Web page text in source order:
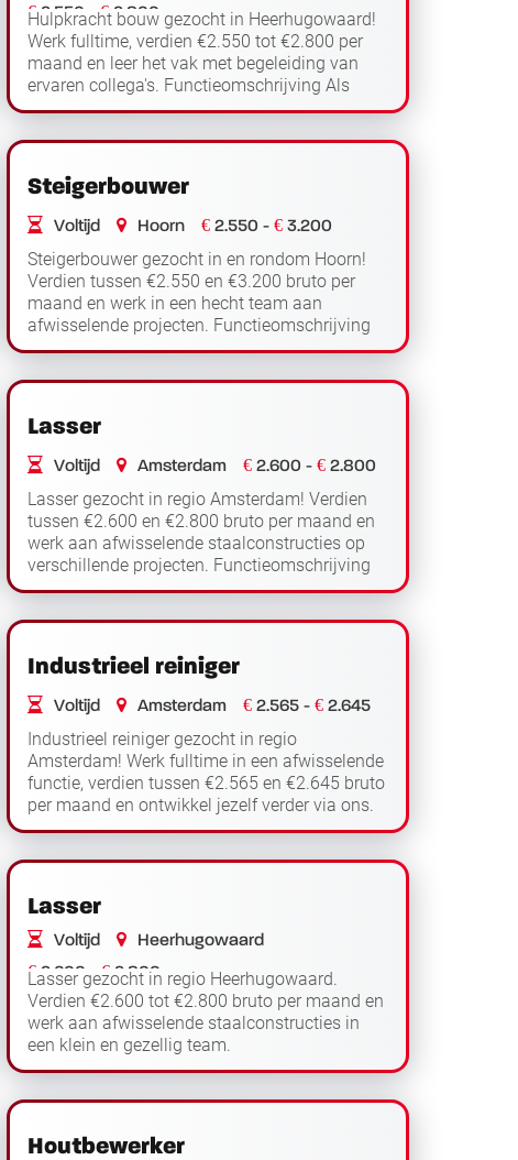
€2.550 -€2.800
Hulpkracht bouw gezocht in Heerhugowaard!
Werk fulltime, verdien €2.550 tot €2.800 per
maand en leer het vak met begeleiding van
ervaren collega's. Functieomschrijving Als
hulpkracht bouw krijg je de kans om zonder
Steigerbouwer
Voltijd Hoorn € 2.550 - € 3.200
Steigerbouwer gezocht in en rondom Hoorn!
Verdien tussen €2.550 en €3.200 bruto per
maand en werk in een hecht team aan
afwisselende projecten. Functieomschrijving
Als steigerbouwer werk je in en rondom Hoorn
Lasser
Voltijd Amsterdam € 2.600 - € 2.800
Lasser gezocht in regio Amsterdam! Verdien
tussen €2.600 en €2.800 bruto per maand en
werk aan afwisselende staalconstructies op
verschillende projecten. Functieomschrijving
Als lasser werk je in regio Amsterdam aan
Industrieel reiniger
Voltijd Amsterdam € 2.565 - € 2.645
Industrieel reiniger gezocht in regio
Amsterdam! Werk fulltime in een afwisselende
functie, verdien tussen €2.565 en €2.645 bruto
per maand en ontwikkel jezelf verder via ons.
Functieomschrijving Als industrieel reiniger...
Lasser
Voltijd
Heerhugowaard
€2.600 -€2.800
Lasser gezocht in regio Heerhugowaard.
Verdien €2.600 tot €2.800 bruto per maand en
werk aan afwisselende staalconstructies in
een klein en gezellig team.
Functieomschrijving Als lasser werk je in regio
Houtbewerker